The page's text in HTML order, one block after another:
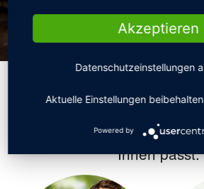
Welcher Typ
Wählen Sie einen
Ihnen passt.
Akzeptieren
Powered by